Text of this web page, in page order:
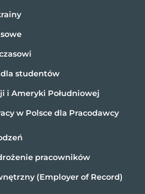
studentów
i Ameryki Południowej
w Polsce dla Pracodawcy
pracowników
(Employer of Record)